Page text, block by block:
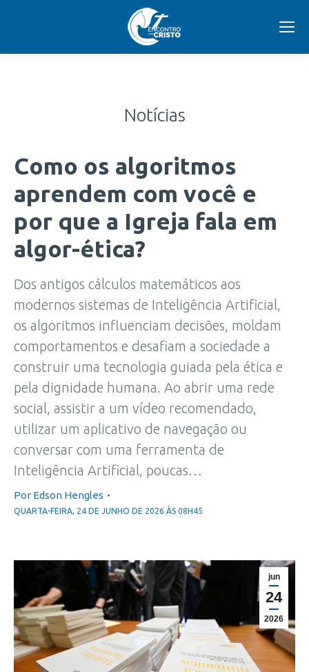
Notícias
Como os algoritmos
aprendem com você e
por que a Igreja fala em
algor-ética?
Dos antigos cálculos matemáticos aos
modernos sistemas de Inteligência Artificial,
os algoritmos influenciam decisões, moldam
comportamentos e desafiam a sociedade a
construir uma tecnologia guiada pela ética e
pela dignidade humana. Ao abrir uma rede
social, assistir a um vídeo recomendado,
utilizar um aplicativo de navegação ou
conversar com uma ferramenta de
Inteligência Artificial, poucas…
Por Edson Hengles
QUARTA-FEIRA, 24 DE JUNHO DE 2026 ÀS 08H45
jun
24
2026